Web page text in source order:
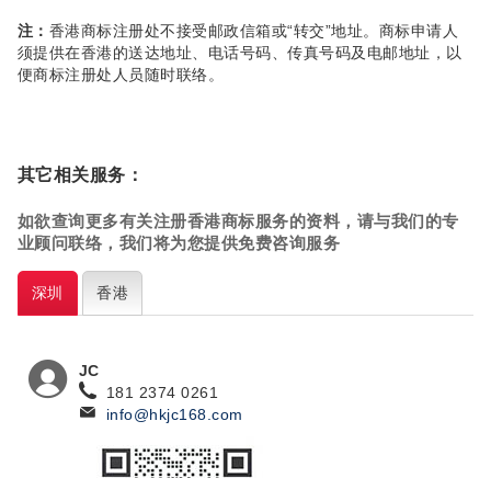
注： 香港商标注册处不接受邮政信箱或“转交”地址。商标申请人
须提供在香港的送达地址、电话号码、传真号码及电邮地址，以
便商标注册处人员随时联络。
其它相关服务：
如欲查询更多有关注册香港商标服务的资料，请与我们的专
业顾问联络，我们将为您提供免费咨询服务
深圳 香港
JC
181 2374 0261
info@hkjc168.com